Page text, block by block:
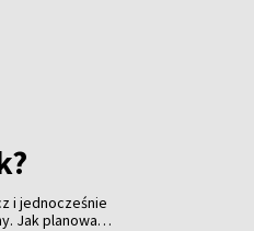
i jednocześnie
Jak planować